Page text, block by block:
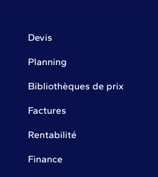
Devis
Planning
Bibliothèques de prix
Factures
Rentabilité
Finance